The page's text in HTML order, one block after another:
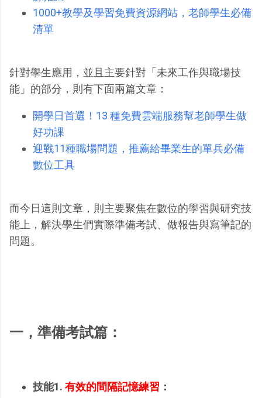
1000+教學及學習免費資源網站，老師學生必備
清單
針對學生應用，並且主要針對「未來工作與職場技
能」的部分，則有下面兩篇文章：
開學日首選！13 種免費雲端服務幫老師學生做
好功課
迎戰11種職場問題，推薦給畢業生的單兵必備
數位工具
而今日這則文章，則主要聚焦在數位的學習與研究技
能上，解決學生們實際準備考試、做報告與寫筆記的
問題。
一，準備考試篇：
技能1. 有效的間隔記憶練習 ：